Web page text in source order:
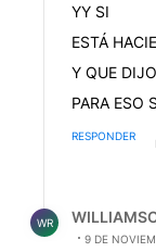
YY SI
ESTÁ
Y QUE
PARA ESO
RESPONDER
WR
9 DE